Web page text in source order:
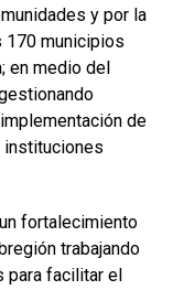
y por la
municipios
en medio del
de
instituciones
fortalecimiento
trabajando
para facilitar el